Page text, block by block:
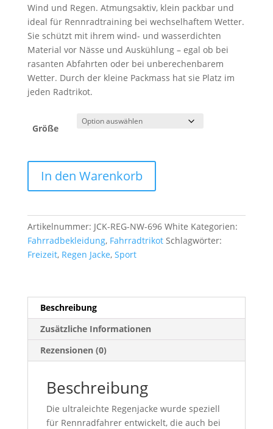
Wind und Regen. Atmungsaktiv, klein packbar und
ideal für Rennradtraining bei wechselhaftem Wetter.
Sie schützt mit ihrem wind- und wasserdichten
Material vor Nässe und Auskühlung – egal ob bei
rasanten Abfahrten oder bei unberechenbarem
Wetter. Durch der kleine Packmass hat sie Platz im
jeden Radtrikot.
Größe
Regenjacke
696
–
Wind
&
In den Warenkorb
Artikelnummer: JCK-REG-NW-696 White Kategorien:
Fahrradbekleidung, Fahrradtrikot Schlagwörter:
Freizeit, Regen Jacke, Sport
Beschreibung
Zusätzliche Informationen
Rezensionen (0)
Beschreibung
Die ultraleichte Regenjacke wurde speziell
für Rennradfahrer entwickelt, die auch bei